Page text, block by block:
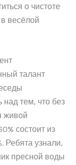
о чистоте
весёлой
талант
тем, что без
живой
состоит из
Ребята узнали,
пресной воды